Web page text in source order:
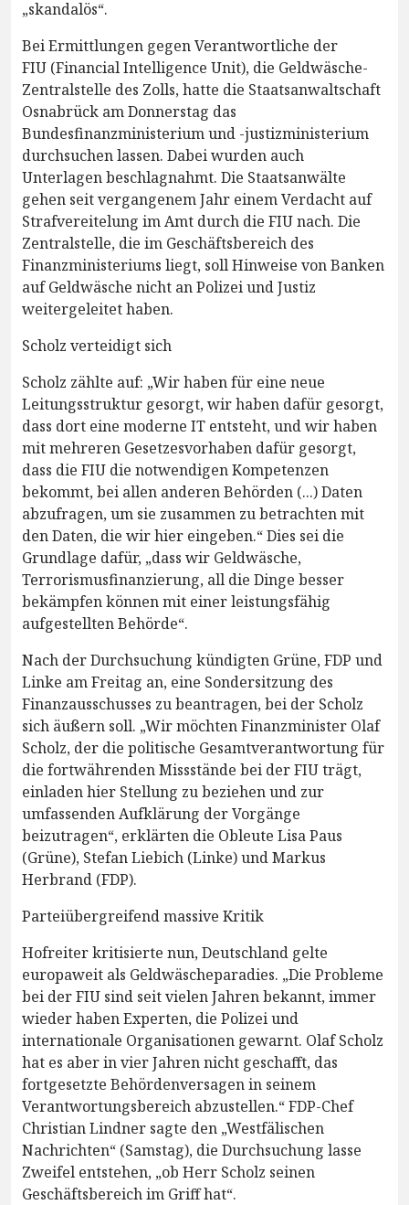
„skandalös“.
Bei Ermittlungen gegen Verantwortliche der
FIU (Financial Intelligence Unit), die Geldwäsche-
Zentralstelle des Zolls, hatte die Staatsanwaltschaft
Osnabrück am Donnerstag das
Bundesfinanzministerium und -justizministerium
durchsuchen lassen. Dabei wurden auch
Unterlagen beschlagnahmt. Die Staatsanwälte
gehen seit vergangenem Jahr einem Verdacht auf
Strafvereitelung im Amt durch die FIU nach. Die
Zentralstelle, die im Geschäftsbereich des
Finanzministeriums liegt, soll Hinweise von Banken
auf Geldwäsche nicht an Polizei und Justiz
weitergeleitet haben.
Scholz verteidigt sich
Scholz zählte auf: „Wir haben für eine neue
Leitungsstruktur gesorgt, wir haben dafür gesorgt,
dass dort eine moderne IT entsteht, und wir haben
mit mehreren Gesetzesvorhaben dafür gesorgt,
dass die FIU die notwendigen Kompetenzen
bekommt, bei allen anderen Behörden (...) Daten
abzufragen, um sie zusammen zu betrachten mit
den Daten, die wir hier eingeben.“ Dies sei die
Grundlage dafür, „dass wir Geldwäsche,
Terrorismusfinanzierung, all die Dinge besser
bekämpfen können mit einer leistungsfähig
aufgestellten Behörde“.
Nach der Durchsuchung kündigten Grüne, FDP und
Linke am Freitag an, eine Sondersitzung des
Finanzausschusses zu beantragen, bei der Scholz
sich äußern soll. „Wir möchten Finanzminister Olaf
Scholz, der die politische Gesamtverantwortung für
die fortwährenden Missstände bei der FIU trägt,
einladen hier Stellung zu beziehen und zur
umfassenden Aufklärung der Vorgänge
beizutragen“, erklärten die Obleute Lisa Paus
(Grüne), Stefan Liebich (Linke) und Markus
Herbrand (FDP).
Parteiübergreifend massive Kritik
Hofreiter kritisierte nun, Deutschland gelte
europaweit als Geldwäscheparadies. „Die Probleme
bei der FIU sind seit vielen Jahren bekannt, immer
wieder haben Experten, die Polizei und
internationale Organisationen gewarnt. Olaf Scholz
hat es aber in vier Jahren nicht geschafft, das
fortgesetzte Behördenversagen in seinem
Verantwortungsbereich abzustellen.“ FDP-Chef
Christian Lindner sagte den „Westfälischen
Nachrichten“ (Samstag), die Durchsuchung lasse
Zweifel entstehen, „ob Herr Scholz seinen
Geschäftsbereich im Griff hat“.